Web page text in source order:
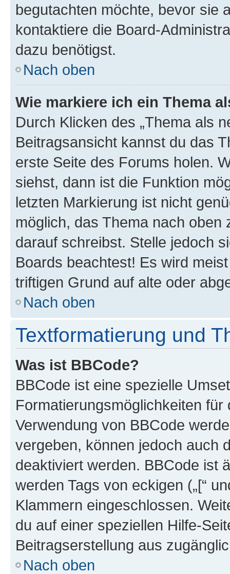
begutachten möchte, bevor sie
kontaktiere die Board-
dazu benötigst.
Nach oben
Wie markiere ich ein Thema
Durch Klicken des „Thema als
Beitragsansicht kannst du das
erste Seite des Forums holen.
siehst, dann ist die Funktion
letzten Markierung ist nicht
möglich, das Thema nach oben
darauf schreibst. Stelle jedoch
Boards beachtest! Es wird
triftigen Grund auf alte oder
Nach oben
Textformatierung und
Was ist BBCode?
BBCode ist eine spezielle
Formatierungsmöglichkeiten
Verwendung von BBCode
vergeben, können jedoch auch
deaktiviert werden. BBCode ist
werden Tags von eckigen („[“
Klammern eingeschlossen.
du auf einer speziellen Hilfe-
Beitragserstellung aus
Nach oben